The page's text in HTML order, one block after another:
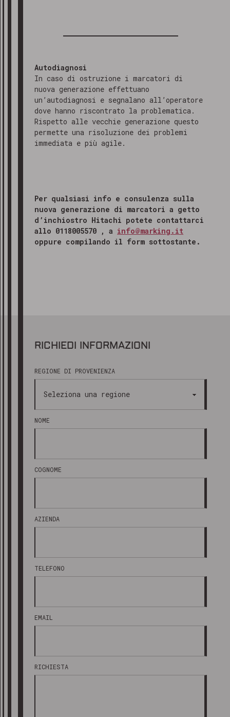
Autodiagnosi
In caso di ostruzione i marcatori di
nuova generazione effettuano
un’autodiagnosi e segnalano all’operatore
dove hanno riscontrato la problematica.
Rispetto alle vecchie generazione questo
permette una risoluzione dei problemi
immediata e più agile.
Per qualsiasi info e consulenza sulla
nuova generazione di marcatori a getto
d’inchiostro Hitachi potete contattarci
allo 0118005570 , a info@marking.it
oppure compilando il form sottostante.
RICHIEDI INFORMAZIONI
REGIONE DI PROVENIENZA
NOME
COGNOME
AZIENDA
TELEFONO
EMAIL
RICHIESTA